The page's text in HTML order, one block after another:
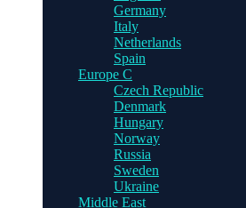
Germany
Italy
Netherlands
Spain
Europe C
Czech Republic
Denmark
Hungary
Norway
Russia
Sweden
Ukraine
Middle East